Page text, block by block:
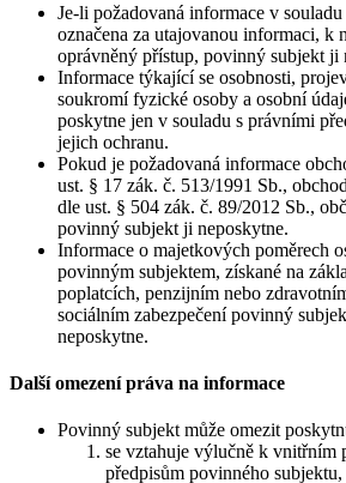
Je-li požadovaná informace v
označena za utajovanou informaci, k
oprávněný přístup, povinný subjekt ji
Informace týkající se osobnosti,
soukromí fyzické osoby a osobní
poskytne jen v souladu s právními
jejich ochranu.
Pokud je požadovaná informace
ust. § 17 zák. č. 513/1991 Sb.,
dle ust. § 504 zák. č. 89/2012 Sb.,
povinný subjekt ji neposkytne.
Informace o majetkových poměrech
povinným subjektem, získané na
poplatcích, penzijním nebo
sociálním zabezpečení povinný
neposkytne.
Další omezení práva na informace
Povinný subjekt může omezit
se vztahuje výlučně k vnitřním
předpisům povinného subjektu,